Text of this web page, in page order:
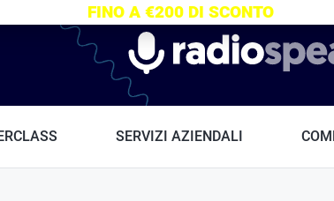
SERVIZI AZIENDALI
FINO A €200 DI SCONTO